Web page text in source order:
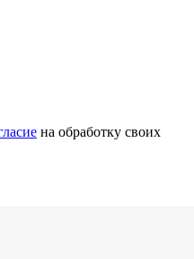
на обработку своих